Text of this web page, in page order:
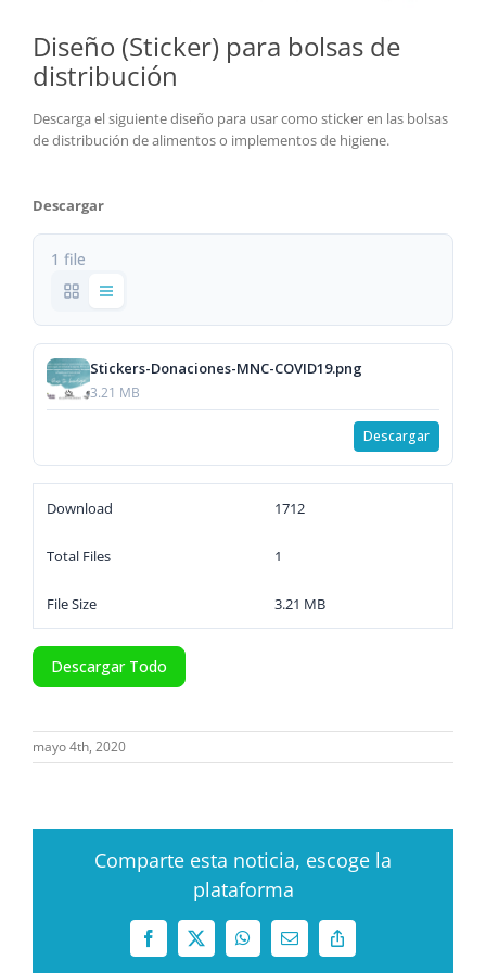
Diseño (Sticker) para bolsas de
distribución
Descarga el siguiente diseño para usar como sticker en las bolsas
de distribución de alimentos o implementos de higiene.
Descargar
1 file
Stickers-Donaciones-MNC-COVID19.png
3.21 MB
Descargar
Download 1712
Total Files 1
File Size 3.21 MB
Descargar Todo
mayo 4th, 2020
Comparte esta noticia, escoge la
plataforma
Facebook
X WhatsAppCorreoCopy